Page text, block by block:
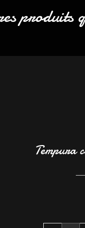
produits
Tempura